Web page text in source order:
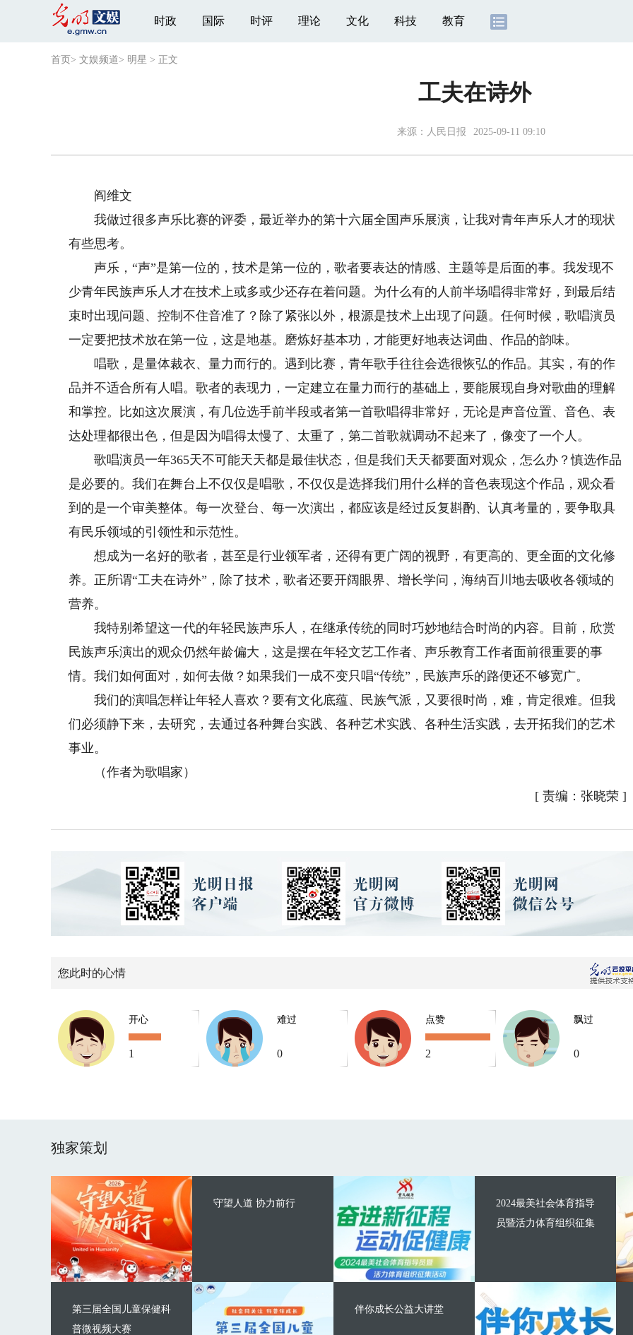
时政 国际 时评 理论 文化 科技 教育
首页 > 文娱频道> 明星 > 正文
工夫在诗外
来源： 人民日报 2025-09-11 09:10
阎维文
我做过很多声乐比赛的评委，最近举办的第十六届全国声乐展演，让我对青年声乐人才的现状
有些思考。
声乐，“声”是第一位的，技术是第一位的，歌者要表达的情感、主题等是后面的事。我发现不
少青年民族声乐人才在技术上或多或少还存在着问题。为什么有的人前半场唱得非常好，到最后结
束时出现问题、控制不住音准了？除了紧张以外，根源是技术上出现了问题。任何时候，歌唱演员
一定要把技术放在第一位，这是地基。磨炼好基本功，才能更好地表达词曲、作品的韵味。
唱歌，是量体裁衣、量力而行的。遇到比赛，青年歌手往往会选很恢弘的作品。其实，有的作
品并不适合所有人唱。歌者的表现力，一定建立在量力而行的基础上，要能展现自身对歌曲的理解
和掌控。比如这次展演，有几位选手前半段或者第一首歌唱得非常好，无论是声音位置、音色、表
达处理都很出色，但是因为唱得太慢了、太重了，第二首歌就调动不起来了，像变了一个人。
歌唱演员一年365天不可能天天都是最佳状态，但是我们天天都要面对观众，怎么办？慎选作品
是必要的。我们在舞台上不仅仅是唱歌，不仅仅是选择我们用什么样的音色表现这个作品，观众看
到的是一个审美整体。每一次登台、每一次演出，都应该是经过反复斟酌、认真考量的，要争取具
有民乐领域的引领性和示范性。
想成为一名好的歌者，甚至是行业领军者，还得有更广阔的视野，有更高的、更全面的文化修
养。正所谓“工夫在诗外”，除了技术，歌者还要开阔眼界、增长学问，海纳百川地去吸收各领域的
营养。
我特别希望这一代的年轻民族声乐人，在继承传统的同时巧妙地结合时尚的内容。目前，欣赏
民族声乐演出的观众仍然年龄偏大，这是摆在年轻文艺工作者、声乐教育工作者面前很重要的事
情。我们如何面对，如何去做？如果我们一成不变只唱“传统”，民族声乐的路便还不够宽广。
我们的演唱怎样让年轻人喜欢？要有文化底蕴、民族气派，又要很时尚，难，肯定很难。但我
们必须静下来，去研究，去通过各种舞台实践、各种艺术实践、各种生活实践，去开拓我们的艺术
事业。
（作者为歌唱家）
[ 责编：张晓荣 ]
您此时的心情
开心
1
难过
0
点赞
2
飘过
0
独家策划
守望人道 协力前行
第三届全国儿童保健科
普微视频大赛
2024最美社会体育指导
员暨活力体育组织征集
伴你成长公益大讲堂